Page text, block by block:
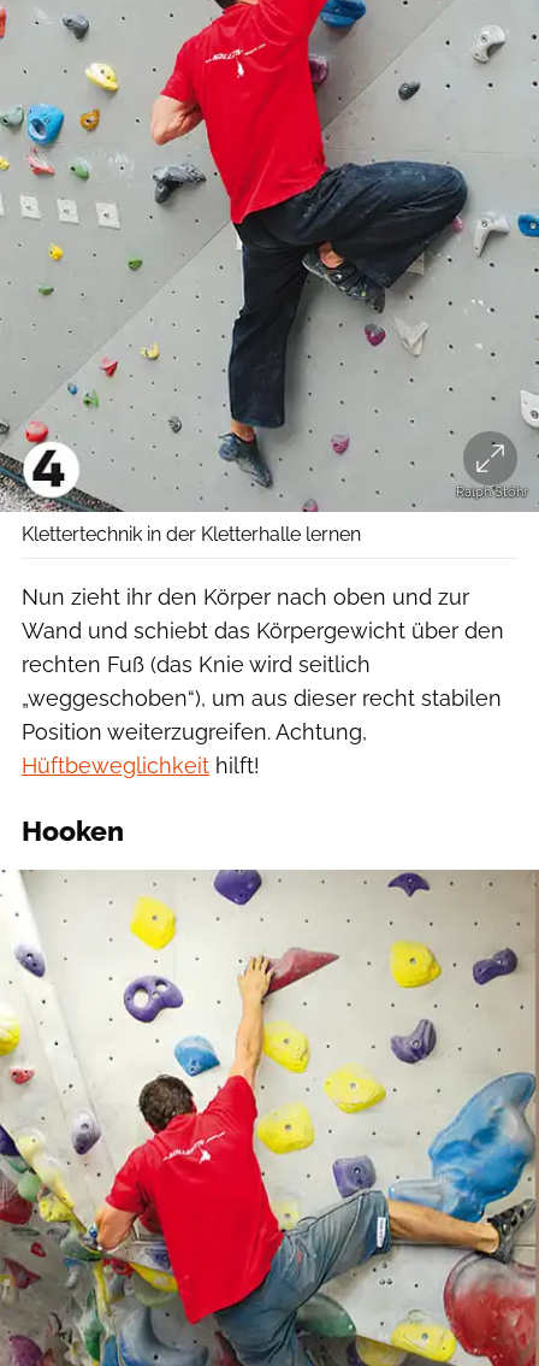
Ralph Stöhr
Klettertechnik in der Kletterhalle lernen
Nun zieht ihr den Körper nach oben und zur
Wand und schiebt das Körpergewicht über den
rechten Fuß (das Knie wird seitlich
„weggeschoben“), um aus dieser recht stabilen
Position weiterzugreifen. Achtung,
Hüftbeweglichkeit hilft!
Hooken